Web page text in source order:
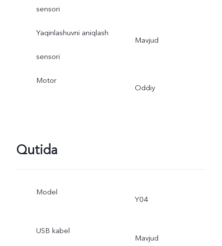
sensori
Yaqinlashuvni aniqlash
sensori
Mavjud
Motor
Oddiy
Qutida
Model
Y04
USB kabel
Mavjud